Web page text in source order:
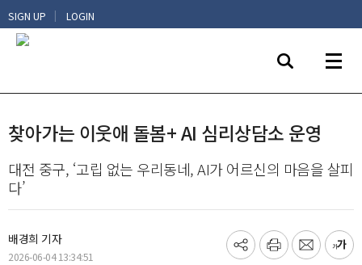
SIGN UP | LOGIN
찾아가는 이웃애 돌봄+ AI 심리상담소 운영
대전 중구, ‘고립 없는 우리동네, AI가 어르신의 마음을 살피
다’
배경희 기자
2026-06-04 13:34:51
기
프
메
글